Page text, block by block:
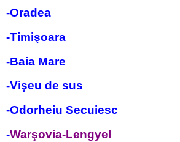
-Oradea
-Timişoara
-Baia Mare
-Vişeu de sus
-Odorheiu Secuiesc
-Warşovia-Lengyel